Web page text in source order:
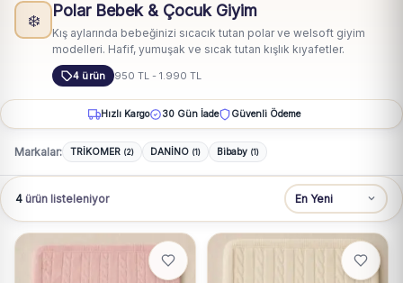
❄️ Polar Bebek & Çocuk Giyim
Kış aylarında bebeğinizi sıcacık tutan polar ve welsoft giyim
modelleri. Hafif, yumuşak ve sıcak tutan kışlık kıyafetler.
4 ürün 950 TL - 1.990 TL
Hızlı Kargo 30 Gün İade Güvenli Ödeme
Markalar: TRİKOMER (2) DANİNO (1) Bibaby (1)
4 ürün listeleniyor